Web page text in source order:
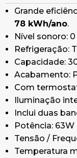
Grande
78 kWh/ano.
Nível sonoro: 0
Refrigeração:
Capacidade:
Acabamento:
Com
Iluminação
Inclui duas
Potência: 63W
Tensão /
Temperatura